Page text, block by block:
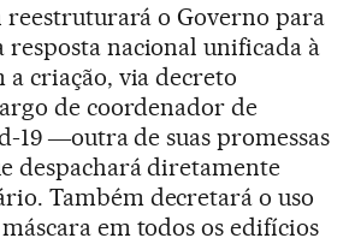
reestruturará o Governo para
nacional unificada à
a criação, via decreto
de coordenador de
19 ―outra de suas promessas
despachará diretamente
Também decretará o uso
em todos os edifícios